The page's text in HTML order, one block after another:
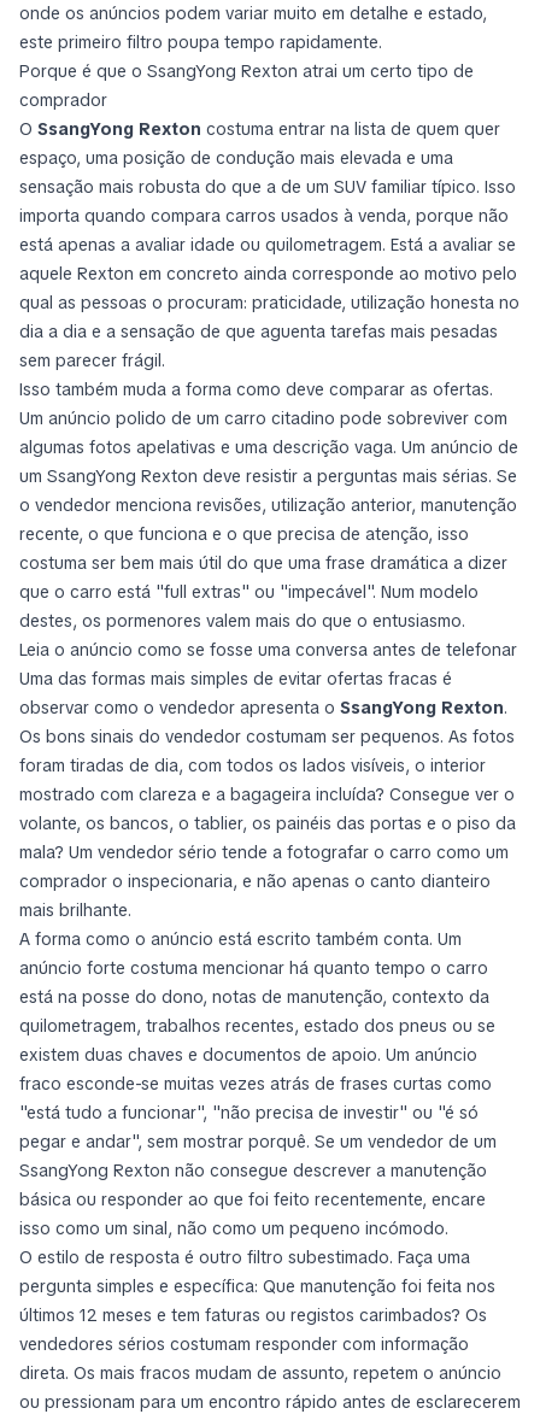
onde os anúncios podem variar muito em detalhe e estado,
este primeiro filtro poupa tempo rapidamente.
Porque é que o SsangYong Rexton atrai um certo tipo de
comprador
O SsangYong Rexton costuma entrar na lista de quem quer
espaço, uma posição de condução mais elevada e uma
sensação mais robusta do que a de um SUV familiar típico. Isso
importa quando compara carros usados à venda, porque não
está apenas a avaliar idade ou quilometragem. Está a avaliar se
aquele Rexton em concreto ainda corresponde ao motivo pelo
qual as pessoas o procuram: praticidade, utilização honesta no
dia a dia e a sensação de que aguenta tarefas mais pesadas
sem parecer frágil.
Isso também muda a forma como deve comparar as ofertas.
Um anúncio polido de um carro citadino pode sobreviver com
algumas fotos apelativas e uma descrição vaga. Um anúncio de
um SsangYong Rexton deve resistir a perguntas mais sérias. Se
o vendedor menciona revisões, utilização anterior, manutenção
recente, o que funciona e o que precisa de atenção, isso
costuma ser bem mais útil do que uma frase dramática a dizer
que o carro está "full extras" ou "impecável". Num modelo
destes, os pormenores valem mais do que o entusiasmo.
Leia o anúncio como se fosse uma conversa antes de telefonar
Uma das formas mais simples de evitar ofertas fracas é
observar como o vendedor apresenta o SsangYong Rexton.
Os bons sinais do vendedor costumam ser pequenos. As fotos
foram tiradas de dia, com todos os lados visíveis, o interior
mostrado com clareza e a bagageira incluída? Consegue ver o
volante, os bancos, o tablier, os painéis das portas e o piso da
mala? Um vendedor sério tende a fotografar o carro como um
comprador o inspecionaria, e não apenas o canto dianteiro
mais brilhante.
A forma como o anúncio está escrito também conta. Um
anúncio forte costuma mencionar há quanto tempo o carro
está na posse do dono, notas de manutenção, contexto da
quilometragem, trabalhos recentes, estado dos pneus ou se
existem duas chaves e documentos de apoio. Um anúncio
fraco esconde-se muitas vezes atrás de frases curtas como
"está tudo a funcionar", "não precisa de investir" ou "é só
pegar e andar", sem mostrar porquê. Se um vendedor de um
SsangYong Rexton não consegue descrever a manutenção
básica ou responder ao que foi feito recentemente, encare
isso como um sinal, não como um pequeno incómodo.
O estilo de resposta é outro filtro subestimado. Faça uma
pergunta simples e específica: Que manutenção foi feita nos
últimos 12 meses e tem faturas ou registos carimbados? Os
vendedores sérios costumam responder com informação
direta. Os mais fracos mudam de assunto, repetem o anúncio
ou pressionam para um encontro rápido antes de esclarecerem